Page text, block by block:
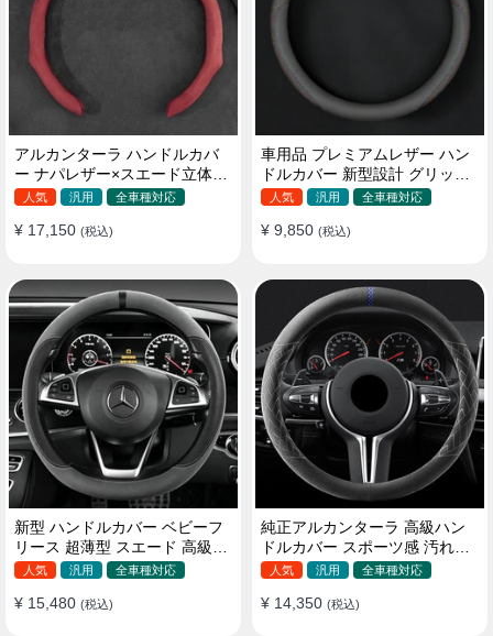
アルカンターラ ハンドルカバ
ー ナパレザー×スエード立体デ
ザイン 四季汎用 O/D型兼用 38-
人気 汎用 全車種対応
¥ 17,150 (税込)
車用品 プレミアムレザー ハン
ドルカバー 新型設計 グリップ
感向上 取付簡単 滑り止め 36〜
人気 汎用 全車種対応
¥ 9,850 (税込)
新型 ハンドルカバー ベビーフ
リース 超薄型 スエード 高級感
四季汎用 3色展開 38CM
人気 汎用 全車種対応
¥ 15,480 (税込)
純正アルカンターラ 高級ハン
ドルカバー スポーツ感 汚れ防
止 おしゃれ 全車種対応
人気 汎用 全車種対応
¥ 14,350 (税込)